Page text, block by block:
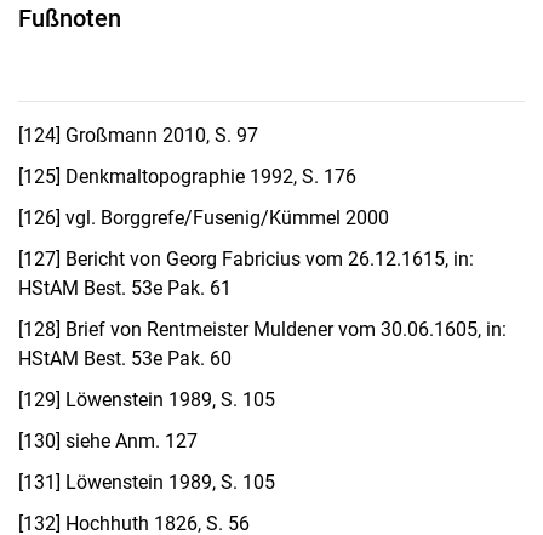
Fußnoten
[124] Großmann 2010, S. 97
[125] Denkmaltopographie 1992, S. 176
[126] vgl. Borggrefe/Fusenig/Kümmel 2000
[127] Bericht von Georg Fabricius vom 26.12.1615, in:
HStAM Best. 53e Pak. 61
[128] Brief von Rentmeister Muldener vom 30.06.1605, in:
HStAM Best. 53e Pak. 60
[129] Löwenstein 1989, S. 105
[130] siehe Anm. 127
[131] Löwenstein 1989, S. 105
[132] Hochhuth 1826, S. 56